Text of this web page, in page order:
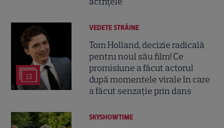
13
VEDETE STRĂINE
Tom Holland, decizie radicală
pentru noul său film! Ce
promisiune a făcut actorul
după momentele virale în care
a făcut senzație prin dans
SKYSHOWTIME